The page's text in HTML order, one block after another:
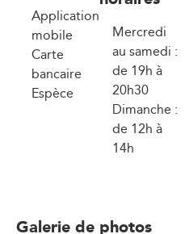
Application
mobile
Carte
bancaire
Espèce
Mercredi
au samedi :
de 19h à
20h30
Dimanche :
de 12h à
14h
Galerie de photos